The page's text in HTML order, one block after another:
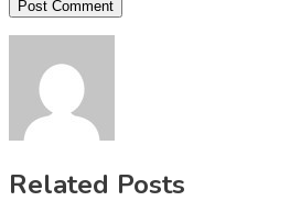
Related Posts